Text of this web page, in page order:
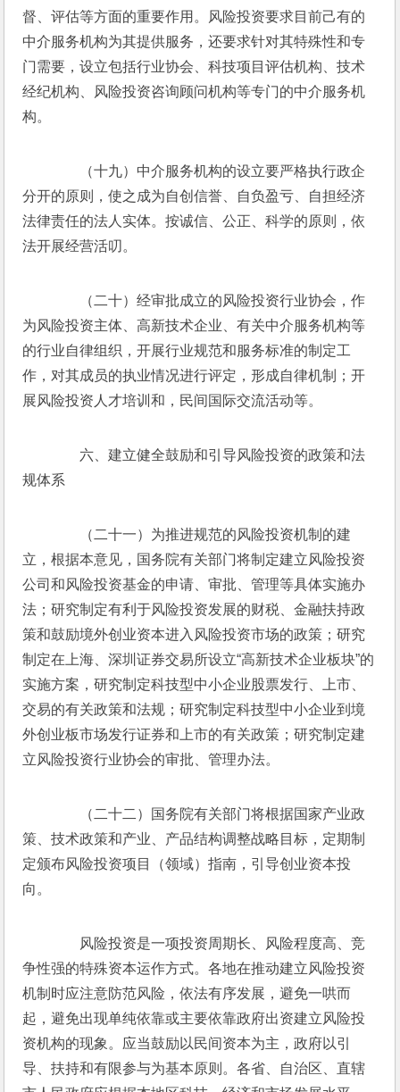
督、评估等方面的重要作用。风险投资要求目前己有的
中介服务机构为其提供服务，还要求针对其特殊性和专
门需要，设立包括行业协会、科技项目评估机构、技术
经纪机构、风险投资咨询顾问机构等专门的中介服务机
构。
（十九）中介服务机构的设立要严格执行政企
分开的原则，使之成为自创信誉、自负盈亏、自担经济
法律责任的法人实体。按诚信、公正、科学的原则，依
法开展经营活叨。
（二十）经审批成立的风险投资行业协会，作
为风险投资主体、高新技术企业、有关中介服务机构等
的行业自律组织，开展行业规范和服务标准的制定工
作，对其成员的执业情况进行评定，形成自律机制；开
展风险投资人才培训和，民间国际交流活动等。
六、建立健全鼓励和引导风险投资的政策和法
规体系
（二十一）为推进规范的风险投资机制的建
立，根据本意见，国务院有关部门将制定建立风险投资
公司和风险投资基金的申请、审批、管理等具体实施办
法；研究制定有利于风险投资发展的财税、金融扶持政
策和鼓励境外创业资本进入风险投资市场的政策；研究
制定在上海、深圳证券交易所设立“高新技术企业板块”的
实施方案，研究制定科技型中小企业股票发行、上市、
交易的有关政策和法规；研究制定科技型中小企业到境
外创业板市场发行证券和上市的有关政策；研究制定建
立风险投资行业协会的审批、管理办法。
（二十二）国务院有关部门将根据国家产业政
策、技术政策和产业、产品结构调整战略目标，定期制
定颁布风险投资项目（领域）指南，引导创业资本投
向。
风险投资是一项投资周期长、风险程度高、竞
争性强的特殊资本运作方式。各地在推动建立风险投资
机制时应注意防范风险，依法有序发展，避免一哄而
起，避免出现单纯依靠或主要依靠政府出资建立风险投
资机构的现象。应当鼓励以民间资本为主，政府以引
导、扶持和有限参与为基本原则。各省、自治区、直辖